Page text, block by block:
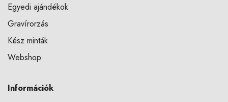
Egyedi ajándékok
Gravírorzás
Kész minták
Webshop
Információk